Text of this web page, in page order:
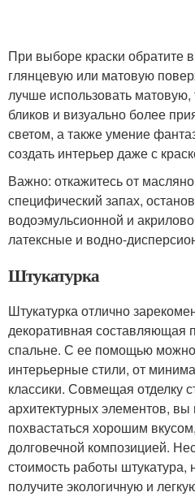
При выборе краски обратите
глянцевую или матовую
лучше использовать матовую,
бликов и визуально более
светом, а также умение
создать интерьер даже с
Важно: откажитесь от
специфический запах,
водоэмульсионной и
латексные и водно-
Штукатурка
Штукатурка отлично
декоративная составляющая
спальне. С ее помощью
интерьерные стили, от
классики. Совмещая отделку
архитектурных элементов,
похвастаться хорошим
долговечной композицией.
стоимость работы штукатура,
получите экологичную и